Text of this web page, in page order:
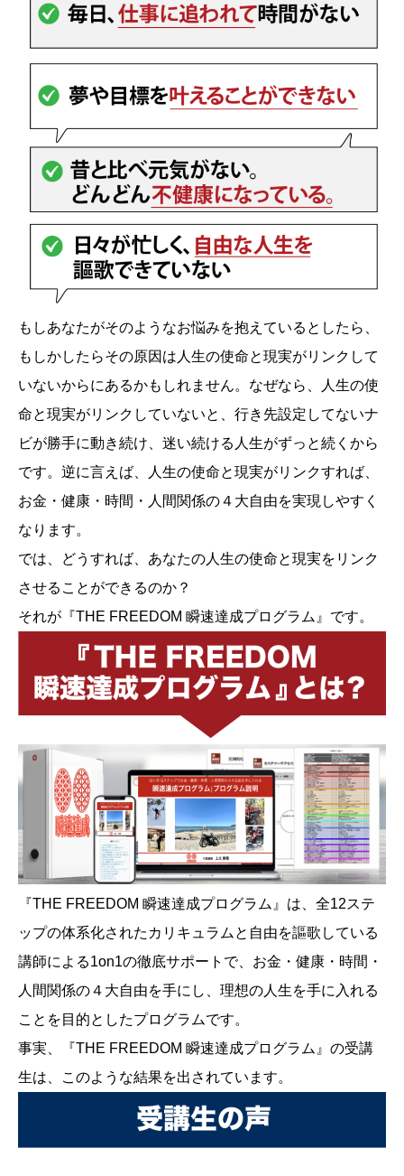
もしあなたがそのようなお悩みを抱えているとしたら、
もしかしたらその原因は人生の使命と現実がリンクして
いないからにあるかもしれません。なぜなら、人生の使
命と現実がリンクしていないと、行き先設定してないナ
ビが勝手に動き続け、迷い続ける人生がずっと続くから
です。逆に言えば、人生の使命と現実がリンクすれば、
お金・健康・時間・人間関係の４大自由を実現しやすく
なります。
では、どうすれば、あなたの人生の使命と現実をリンク
させることができるのか？
それが『THE FREEDOM 瞬速達成プログラム』です。
『THE FREEDOM 瞬速達成プログラム』は、全12ステ
ップの体系化されたカリキュラムと自由を謳歌している
講師による1on1の徹底サポートで、お金・健康・時間・
人間関係の４大自由を手にし、理想の人生を手に入れる
ことを目的としたプログラムです。
事実、『THE FREEDOM 瞬速達成プログラム』の受講
生は、このような結果を出されています。